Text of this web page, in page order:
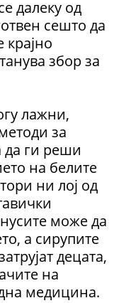
далеку од
сешто да
збор за
лажни,
за
да ги реши
на белите
ни лој од
може да
а сирупите
децата,
на
медицина.